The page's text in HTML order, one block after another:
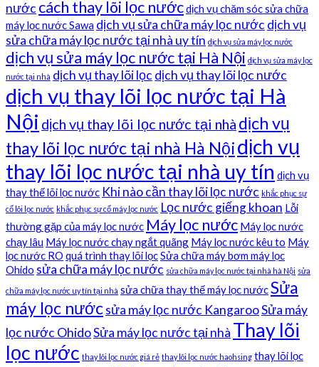
nước cách thay lõi lọc nướcdịch vụ chăm sóc sửa chữa
máy lọc nước Sawa dịch vụ sửa chữa máy lọc nước dịch vụ
sửa chữa máy lọc nước tại nhà uy tín dịch vụ sửa máy lọc nước
dịch vụ sửa máy lọc nước tại Hà Nội dịch vụ sửa máy lọc
nước tại nhà dịch vụ thay lõi lọc dịch vụ thay lõi lọc nước
dịch vụ thay lõi lọc nước tại Hà
Nội dịch vụ thay lõi lọc nước tại nhà dịch vụ
thay lõi lọc nước tại nhà Hà Nộidịch vụ
thay lõi lọc nước tại nhà uy tín dịch vụ
thay thế lõi lọc nước Khi nào cần thay lõi lọc nước khắc phục sự
cố lõi lọc nước khắc phục sự cố máy lọc nước Lọc nước giếng khoan Lỗi
thường gặp của máy lọc nước Máy lọc nước Máy lọc nước
chạy lâu Máy lọc nước chạy ngắt quãng Máy lọc nước kêu to Máy
lọc nước RO quá trình thay lõi lọcSửa chữa máy bơm máy lọc
Ohido sửa chữa máy lọc nước sửa chữa máy lọc nước tại nhà hà Nội sửa
chữa máy lọc nước uy tín tại nhà sửa chữa thay thế máy lọc nướcSửa
máy lọc nướcsửa máy lọc nước KangarooSửa máy
lọc nước OhidoSửa máy lọc nước tại nhà Thay lõi
lọc nước thay lõi lọc nước giá rẻ thay lõi lọc nước haohsing thay lõi lọc